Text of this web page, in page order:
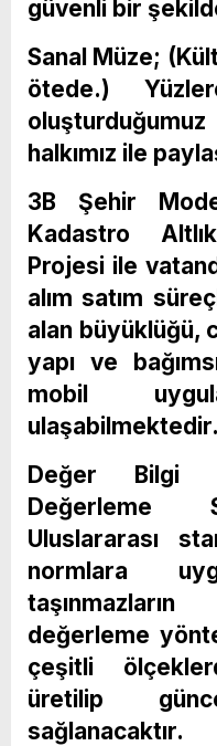
güvenli bir
Sanal Müze;
ötede.)
halkımız ile
3B Şehir
Kadastro
Projesi ile
alım satım
alan büyüklüğü,
yapı ve
mobil
ulaşabilmektedir.
Değer Bilgi
Değerleme
Uluslararası
normlara
değerleme
çeşitli
üretilip
sağlanacaktır.